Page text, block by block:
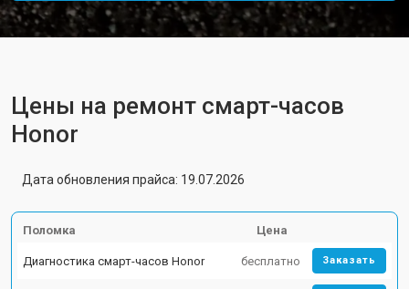
Цены на ремонт смарт-часов
Honor
Дата обновления прайса: 19.07.2026
Поломка Цена
Диагностика смарт-часов Honor бесплатно Заказать